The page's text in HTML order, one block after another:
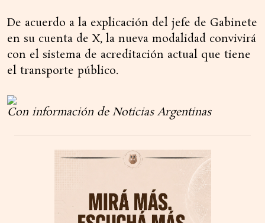
De acuerdo a la explicación del jefe de Gabinete
en su cuenta de X, la nueva modalidad convivirá
con el sistema de acreditación actual que tiene
el transporte público.
Con información de Noticias Argentinas